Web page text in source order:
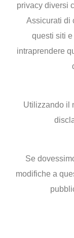
privacy diversi
Assicurati di
questi siti e
intraprendere
Utilizzando il
Se
modifiche a